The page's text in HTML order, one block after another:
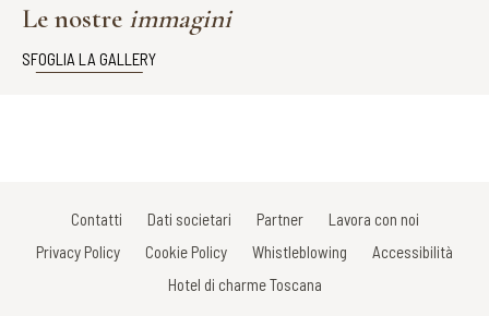
Le nostre immagini
SFOGLIA LA GALLERY
Contatti Dati societari Partner
Lavora con noi
Privacy Policy
Cookie Policy Whistleblowing
Accessibilità
Hotel di charme Toscana